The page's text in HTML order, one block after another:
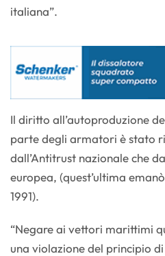
italiana”.
Il diritto all’autoproduzione
parte degli armatori è stato
dall’Antitrust nazionale che
europea, (quest’ultima
1991).
“Negare ai vettori marittimi
una violazione del principio